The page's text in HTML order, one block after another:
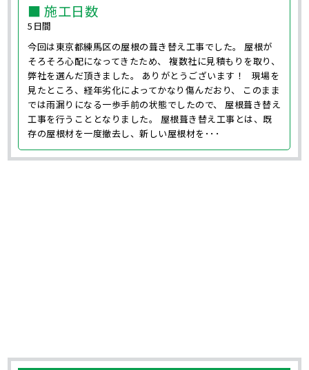
■ 施工日数
5日間
今回は東京都練馬区の屋根の葺き替え工事でした。 屋根が
そろそろ心配になってきたため、 複数社に見積もりを取り、
弊社を選んだ頂きました。 ありがとうございます！ 現場を
見たところ、経年劣化によってかなり傷んだおり、 このまま
では雨漏りになる一歩手前の状態でしたので、 屋根葺き替え
工事を行うこととなりました。 屋根葺き替え工事とは、既
存の屋根材を一度撤去し、新しい屋根材を･･･